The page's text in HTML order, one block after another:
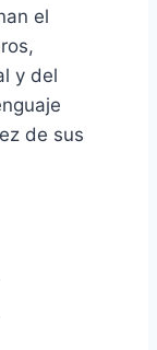
el
y del
de sus